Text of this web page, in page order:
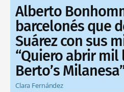
Alberto
barcelonés que
Suárez con sus
“Quiero abrir mil
Berto’s
Clara Fernández